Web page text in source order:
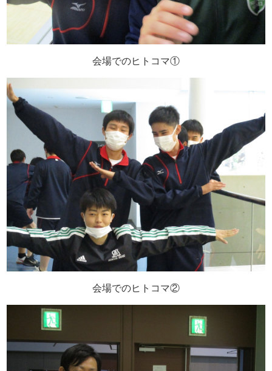
会場でのヒトコマ①
会場でのヒトコマ②